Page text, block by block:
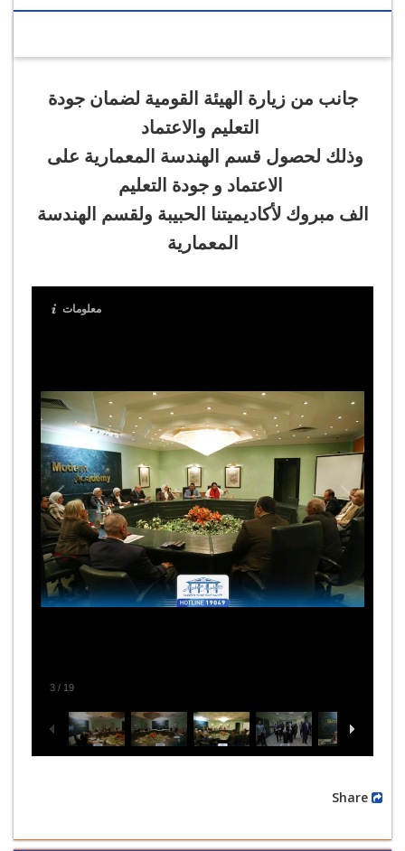
جانب من زيارة الهيئة القومية لضمان جودة
وذلك لحصول قسم الهندسة المعمارية على
الف مبروك لأكاديميتنا الحبيبة ولقسم الهندسة
المعمارية
3 / 19
معلومات